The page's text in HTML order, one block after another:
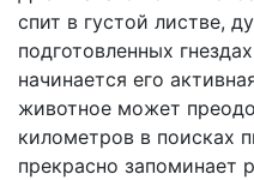
спит в густой листве,
подготовленных
начинается его
животное может
километров в поисках
прекрасно запоминает